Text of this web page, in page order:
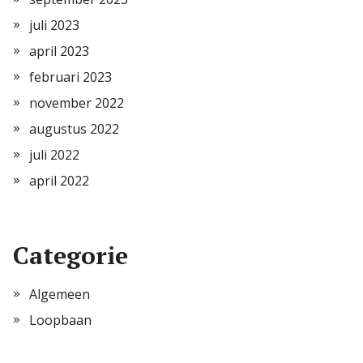
juli 2023
april 2023
februari 2023
november 2022
augustus 2022
juli 2022
april 2022
Categorie
Algemeen
Loopbaan